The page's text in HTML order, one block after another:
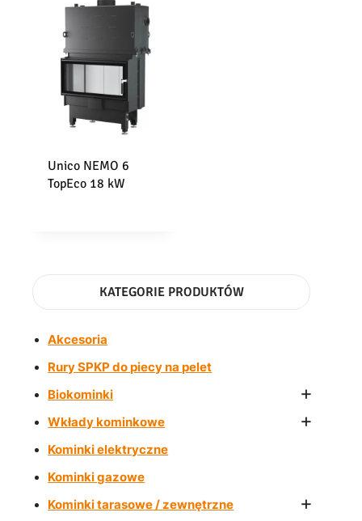
Unico NEMO 6
TopEco 18 kW
KATEGORIE PRODUKTÓW
Akcesoria
Rury SPKP do piecy na pelet
+
Biokominki
+
Wkłady kominkowe
Kominki elektryczne
Kominki gazowe
+
Kominki tarasowe / zewnętrzne